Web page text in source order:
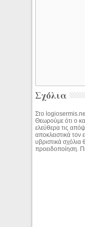
Σχόλια
Στο
Θεωρούμε ότι ο
ελεύθερα τις
αποκλειστικά τον
υβριστικά σχόλια
προειδοποίηση.